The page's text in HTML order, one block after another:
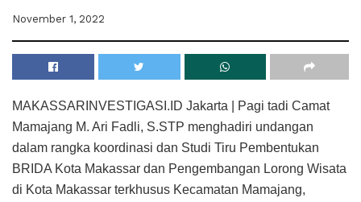
November 1, 2022
MAKASSARINVESTIGASI.ID Jakarta | Pagi tadi Camat
Mamajang M. Ari Fadli, S.STP menghadiri undangan
dalam rangka koordinasi dan Studi Tiru Pembentukan
BRIDA Kota Makassar dan Pengembangan Lorong Wisata
di Kota Makassar terkhusus Kecamatan Mamajang,